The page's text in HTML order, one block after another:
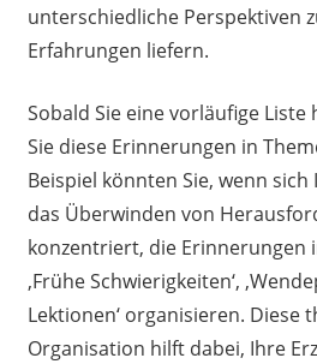
unterschiedliche Perspektiven
Erfahrungen liefern.
Sobald Sie eine vorläufige
Sie diese Erinnerungen in
Beispiel könnten Sie, wenn
das Überwinden von
konzentriert, die Erinnerungen
‚Frühe Schwierigkeiten‘,
Lektionen‘ organisieren. Diese
Organisation hilft dabei, Ihre